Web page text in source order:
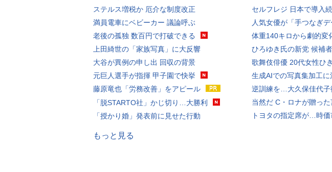
ステルス増税か 厄介な制度改正
満員電車にベビーカー 議論呼ぶ
老後の孤独 数百円で打破できる
上田綺世の「家族写真」に大反響
大谷が異例の申し出 回収の背景
元巨人選手が指揮 甲子園で快挙
藤原竜也「労務改善」をアピール
「脱STARTO社」かじ切り…大勝利
「授かり婚」発表前に見せた行動
セルフレジ 日本で導入
人気女優が「手つなぎデ
体重140キロから劇的変
ひろゆき氏の新党 候補
歌舞伎俳優 20代女性ひ
生成AIでの写真集加工に
逆訓練を…大久保佳代子
当然だ C・ロナが贈っ
トヨタの指定席が…時
もっと見る